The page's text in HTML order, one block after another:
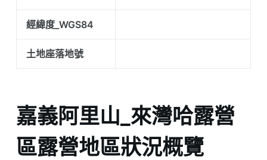
經緯度_WGS84
土地座落地號
嘉義阿里山_來灣哈露營
區露營地區狀況概覽